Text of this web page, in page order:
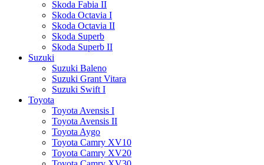
Skoda Fabia II
Skoda Octavia I
Skoda Octavia II
Skoda Superb
Skoda Superb II
Suzuki
Suzuki Baleno
Suzuki Grant Vitara
Suzuki Swift I
Toyota
Toyota Avensis I
Toyota Avensis II
Toyota Aygo
Toyota Camry XV10
Toyota Camry XV20